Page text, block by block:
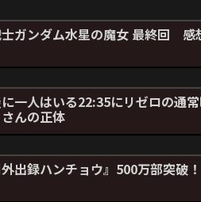
ガンダム水星の魔女 最終回 感
一人はいる22:35にリゼロの通
んの正体
外出録ハンチョウ』500万部突破！